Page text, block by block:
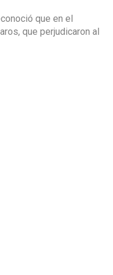
que en el
que perjudicaron al